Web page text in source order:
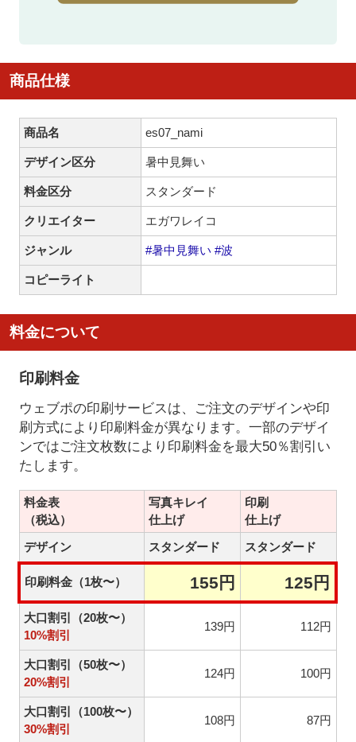
商品仕様
商品名 es07_nami
デザイン区分 暑中見舞い
料金区分 スタンダード
クリエイター エガワレイコ
ジャンル #暑中見舞い #波
コピーライト
料金について
印刷料金
ウェブポの印刷サービスは、ご注文のデザインや印
刷方式により印刷料金が異なります。一部のデザイ
ンではご注文枚数により印刷料金を最大50％割引い
たします。
料金表
（税込）
写真キレイ
仕上げ
印刷
仕上げ
デザイン
スタンダード スタンダード
印刷料金（1枚〜） 155円 125円
大口割引（20枚〜）
10%割引
139円 112円
大口割引（50枚〜）
20%割引
124円 100円
大口割引（100枚〜）
30%割引
108円 87円